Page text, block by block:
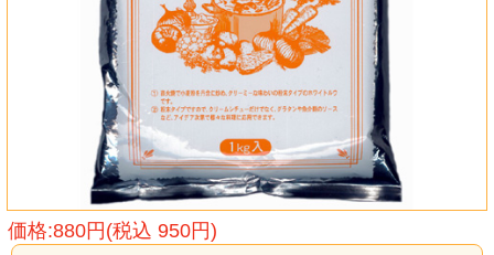
価格:880円(税込 950円)